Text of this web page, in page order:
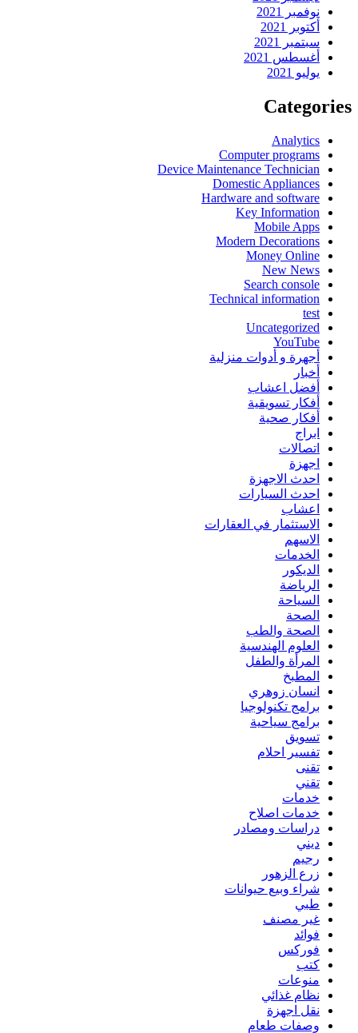
نوفمبر 2021
أكتوبر 2021
سبتمبر 2021
أغسطس 2021
يوليو 2021
Categories
Analytics
Computer programs
Device Maintenance Technician
Domestic Appliances
Hardware and software
Key Information
Mobile Apps
Modern Decorations
Money Online
New News
Search console
Technical information
test
Uncategorized
YouTube
أجهرة و أدوات منزلية
أخبار
أفضل اعشاب
أفكار تسويقية
أفكار صحية
ابراج
اتصالات
اجهزة
احدث الاجهزة
احدث السيارات
اعشاب
الاستثمار في العقارات
الاسهم
الخدمات
الديكور
الرياضة
السياحة
الصحة
الصحة والطب
العلوم الهندسية
المرأة والطفل
المطبخ
انسان زوهري
برامج تكنولوجيا
برامج سياحية
تسويق
تفسير احلام
تقنى
تقني
خدمات
خدمات اصلاح
دراسات ومصادر
ديني
رجيم
زرع الزهور
شراء وبيع حيوانات
طبي
غير مصنف
فوائد
فوركس
كتب
منوعات
نظام غذائي
نقل اجهزة
وصفات طعام